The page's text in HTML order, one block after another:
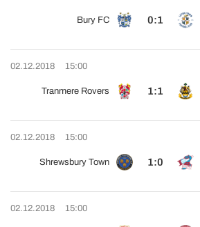
Bury FC 0:1
02.12.2018 15:00
Tranmere Rovers 1:1
02.12.2018 15:00
Shrewsbury Town 1:0
02.12.2018 15:00